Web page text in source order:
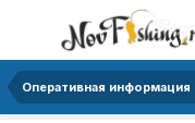
Оперативная информация